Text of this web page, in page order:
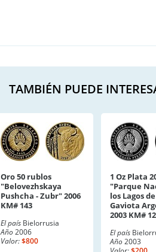
TAMBIÉN PUEDE
Oro 50 rublos
"Belovezhskaya
Pushcha - Zubr" 2006
KM# 143
El país Bielorrusia
Año2006
Valor:$800
1 Oz Plata
"Parque
los Lagos
Gaviota
2003 KM#
El país
Año2003